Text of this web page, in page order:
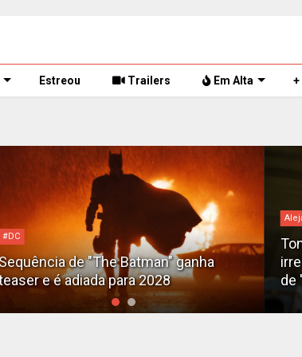
Estreou Trailers Em Alta +
Alejandro G. Iñárritu
Tom Cruise surge totalmente
irreconhecível e calvo no trailer
de 'Digger'